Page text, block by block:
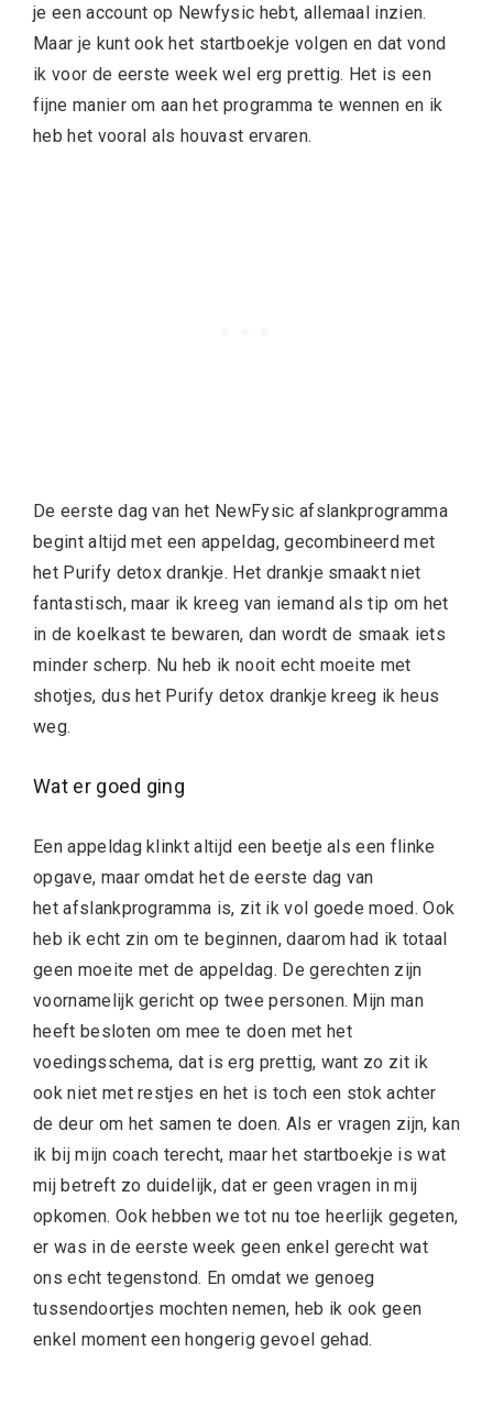
je een account op Newfysic hebt, allemaal inzien.
Maar je kunt ook het startboekje volgen en dat vond
ik voor de eerste week wel erg prettig. Het is een
fijne manier om aan het programma te wennen en ik
heb het vooral als houvast ervaren.
De eerste dag van het NewFysic afslankprogramma
begint altijd met een appeldag, gecombineerd met
het Purify detox drankje. Het drankje smaakt niet
fantastisch, maar ik kreeg van iemand als tip om het
in de koelkast te bewaren, dan wordt de smaak iets
minder scherp. Nu heb ik nooit echt moeite met
shotjes, dus het Purify detox drankje kreeg ik heus
weg.
Wat er goed ging
Een appeldag klinkt altijd een beetje als een flinke
opgave, maar omdat het de eerste dag van
het afslankprogramma is, zit ik vol goede moed. Ook
heb ik echt zin om te beginnen, daarom had ik totaal
geen moeite met de appeldag. De gerechten zijn
voornamelijk gericht op twee personen. Mijn man
heeft besloten om mee te doen met het
voedingsschema, dat is erg prettig, want zo zit ik
ook niet met restjes en het is toch een stok achter
de deur om het samen te doen. Als er vragen zijn, kan
ik bij mijn coach terecht, maar het startboekje is wat
mij betreft zo duidelijk, dat er geen vragen in mij
opkomen. Ook hebben we tot nu toe heerlijk gegeten,
er was in de eerste week geen enkel gerecht wat
ons echt tegenstond. En omdat we genoeg
tussendoortjes mochten nemen, heb ik ook geen
enkel moment een hongerig gevoel gehad.